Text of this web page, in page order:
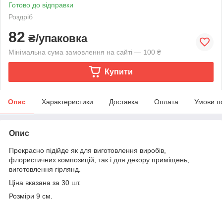
Готово до відправки
Роздріб
82 ₴/упаковка
Мінімальна сума замовлення на сайті — 100 ₴
Купити
Опис Характеристики Доставка Оплата Умови
Опис
Прекрасно підійде як для виготовлення виробів,
флористичних композицій, так і для декору приміщень,
виготовлення гірлянд.
Ціна вказана за 30 шт.
Розміри 9 см.